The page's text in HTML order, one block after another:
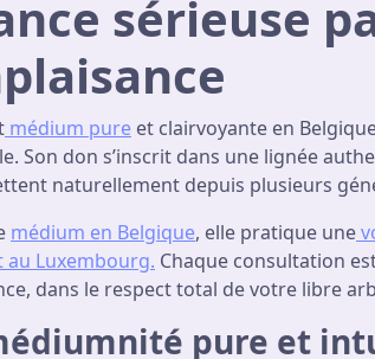
sérieuse
médium pure et clairvoyante en
Son don s’inscrit dans une lignée
naturellement depuis plusieurs
médium en Belgique, elle pratique une
au Luxembourg. Chaque consultation
dans le respect total de votre libre
pure et